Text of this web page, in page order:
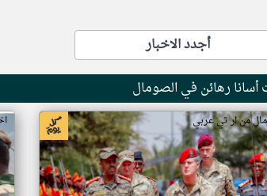
أجدد الاخبار
أسانا رهائن في الصومال
من ار تي عربي